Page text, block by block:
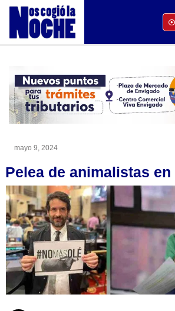
mayo 9, 2024
Pelea de animalistas